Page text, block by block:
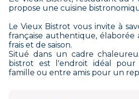
propose une cuisine
Le Vieux Bistrot vous invite à
française authentique, élaborée
frais et de saison.
Situé dans un cadre
bistrot est l'endroit idéal
famille ou entre amis pour un